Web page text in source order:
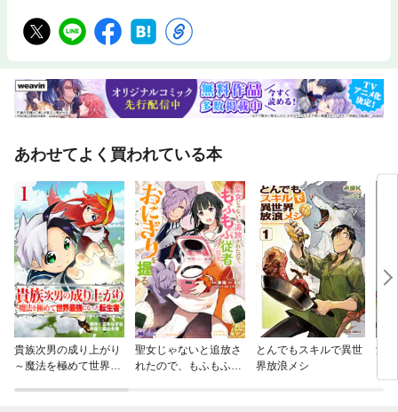
あわせてよく買われている本
貴族次男の成り上がり
～魔法を極めて世界最
聖女じゃないと追放さ
れたので、もふもふ従
とんでもスキルで異世
界放浪メシ
没
ッ